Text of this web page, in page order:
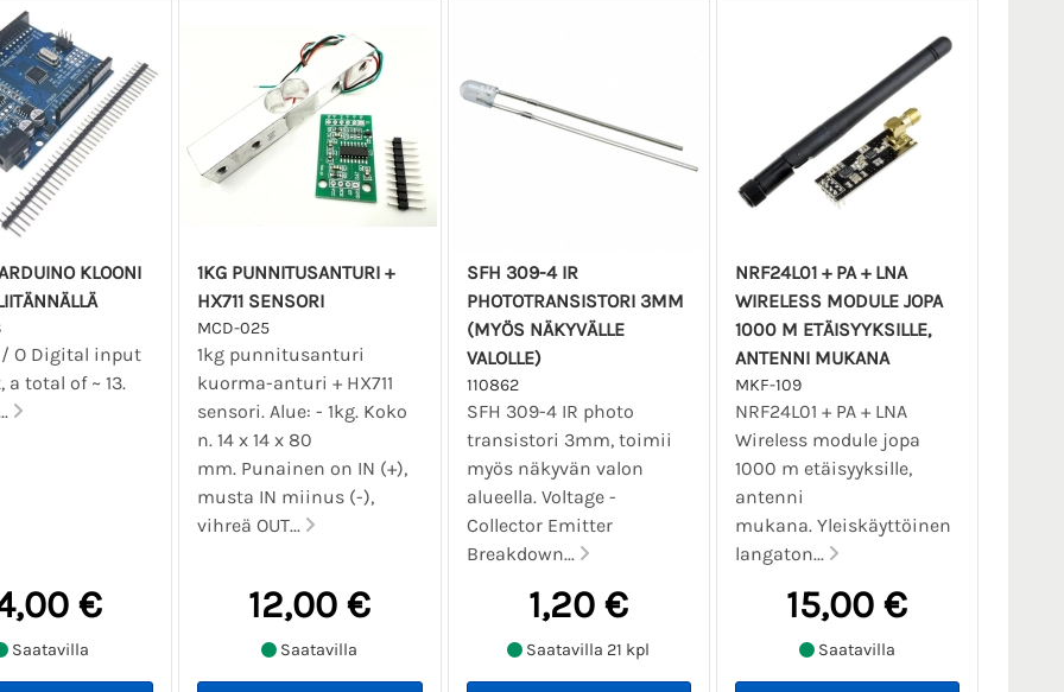
KLOONI
O Digital input
total of ~ 13.
€
Saatavilla
1KG PUNNITUSANTURI +
HX711 SENSORI
MCD-025
1kg punnitusanturi
kuorma-anturi + HX711
sensori. Alue: - 1kg. Koko
n. 14 x 14 x 80
mm. Punainen on IN (+),
musta IN miinus (-),
vihreä OUT...
12,00 €
Saatavilla
SFH 309-4 IR
PHOTOTRANSISTORI 3MM
(MYÖS NÄKYVÄLLE
VALOLLE)
110862
SFH 309-4 IR photo
transistori 3mm, toimii
myös näkyvän valon
alueella. Voltage -
Collector Emitter
Breakdown...
1,20 €
Saatavilla 21 kpl
NRF24L01 + PA + LNA
WIRELESS MODULE JOPA
1000 M ETÄISYYKSILLE,
ANTENNI MUKANA
MKF-109
NRF24L01 + PA + LNA
Wireless module jopa
1000 m etäisyyksille,
antenni
mukana. Yleiskäyttöinen
langaton...
15,00 €
Saatavilla